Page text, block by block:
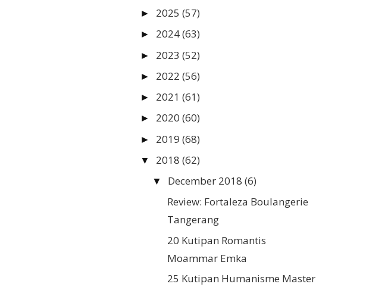
► 2025 (57)
► 2024(63)
► 2023 (52)
► 2022 (56)
► 2021 (61)
► 2020 (60)
► 2019 (68)
▼ 2018 (62)
▼ December 2018 (6)
Review: Fortaleza Boulangerie
Tangerang
20 Kutipan Romantis
Moammar Emka
25 Kutipan Humanisme Master